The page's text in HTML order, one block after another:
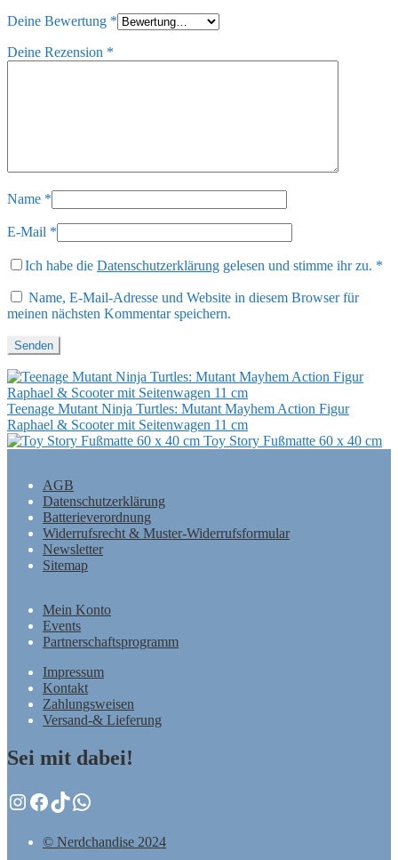
Deine Bewertung *
Deine Rezension *
Name *
E-Mail *
Ich habe die Datenschutzerklärung gelesen und stimme ihr zu. *
Name, E-Mail-Adresse und Website in diesem Browser für
meinen nächsten Kommentar speichern.
Teenage Mutant Ninja Turtles: Mutant Mayhem Action Figur
Raphael & Scooter mit Seitenwagen 11 cm
Toy Story Fußmatte 60 x 40 cm
AGB
Datenschutzerklärung
Batterieverordnung
Widerrufsrecht & Muster-Widerrufsformular
Newsletter
Sitemap
Mein Konto
Events
Partnerschaftsprogramm
Impressum
Kontakt
Zahlungsweisen
Versand-& Lieferung
Sei mit dabei!
Instagram
Facebook
TikTok
WhatsApp
© Nerdchandise 2024